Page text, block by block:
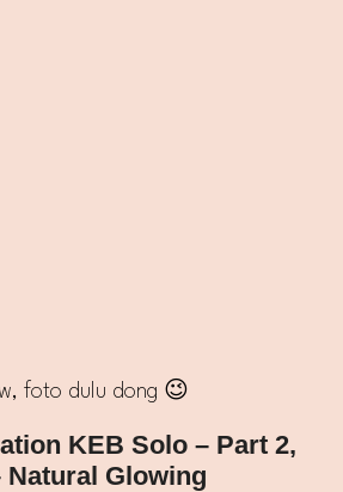
foto dulu dong 😉
KEB Solo – Part 2,
Natural Glowing